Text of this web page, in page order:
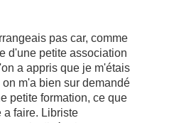
pas car, comme
d'une petite association
a appris que je m'étais
m'a bien sur demandé
petite formation, ce que
a faire. Libriste